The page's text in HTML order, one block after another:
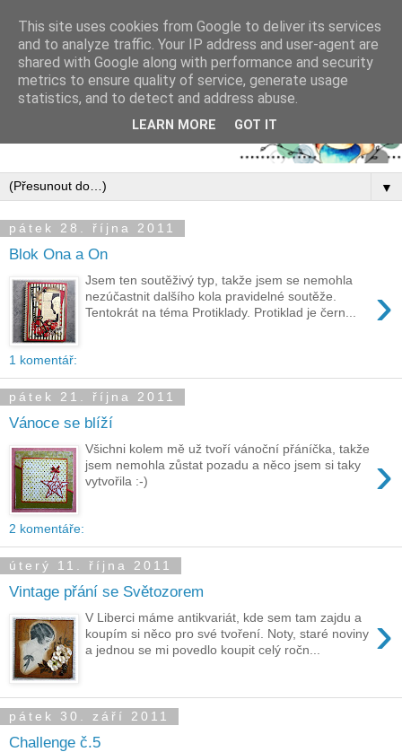
▼
pátek 28. října 2011
Blok Ona a On
›
Jsem ten soutěživý typ, takže jsem se nemohla
nezúčastnit dalšího kola pravidelné soutěže.
Tentokrát na téma Protiklady. Protiklad je čern...
1 komentář:
pátek 21. října 2011
Vánoce se blíží
›
Všichni kolem mě už tvoří vánoční přáníčka, takže
jsem nemohla zůstat pozadu a něco jsem si taky
vytvořila :-)
2 komentáře:
úterý 11. října 2011
Vintage přání se Světozorem
›
V Liberci máme antikvariát, kde sem tam zajdu a
koupím si něco pro své tvoření. Noty, staré noviny
a jednou se mi povedlo koupit celý ročn...
pátek 30. září 2011
Challenge č.5
This site uses cookies from Google to deliver its services
and to analyze traffic. Your IP address and user-agent are
shared with Google along with performance and security
metrics to ensure quality of service, generate usage
statistics, and to detect and address abuse.
LEARN MORE GOT IT